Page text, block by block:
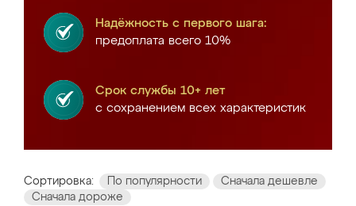
Надёжность с первого шага:
предоплата всего 10%
Срок службы 10+ лет
с сохранением всех характеристик
Сортировка: По популярности
Сначала дешевле
Сначала дороже